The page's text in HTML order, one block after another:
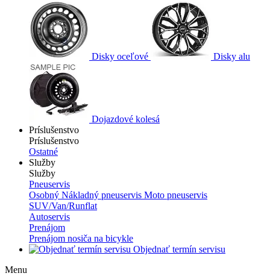
Disky oceľové Disky alu
Dojazdové kolesá
Príslušenstvo
Príslušenstvo
Ostatné
Služby
Služby
Pneuservis
Osobný Nákladný pneuservis Moto pneuservis
SUV/Van/Runflat
Autoservis
Prenájom
Prenájom nosiča na bicykle
Objednať termín servisu
Menu